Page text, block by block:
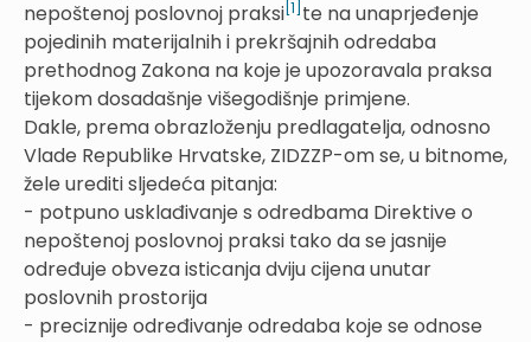
nepoštenoj poslovnoj praksi [1] te na unaprjeđenje
pojedinih materijalnih i prekršajnih odredaba
prethodnog Zakona na koje je upozoravala praksa
tijekom dosadašnje višegodišnje primjene.
Dakle, prema obrazloženju predlagatelja, odnosno
Vlade Republike Hrvatske, ZIDZZP-om se, u bitnome,
žele urediti sljedeća pitanja:
- potpuno usklađivanje s odredbama Direktive o
nepoštenoj poslovnoj praksi tako da se jasnije
određuje obveza isticanja dviju cijena unutar
poslovnih prostorija
- preciznije određivanje odredaba koje se odnose